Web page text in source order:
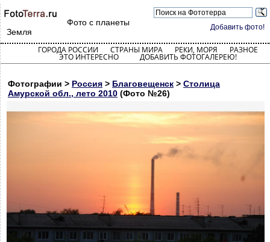
Добавить фото!
Фото с планеты
Земля
ГОРОДА РОССИИ СТРАНЫ МИРА РЕКИ, МОРЯ РАЗНОЕ
ЭТО ИНТЕРЕСНО ДОБАВИТЬ ФОТОГАЛЕРЕЮ!
Фотографии > Россия > Благовещенск > Столица
Амурской обл., лето 2010 (Фото №26)